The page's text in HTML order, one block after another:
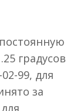
градусов
99, для
за